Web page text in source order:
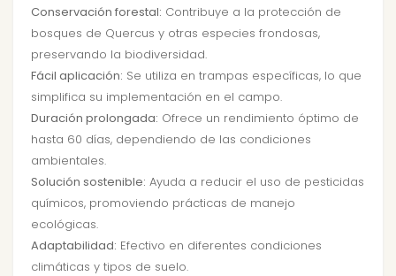
Conservación forestal: Contribuye a la protección de
bosques de Quercus y otras especies frondosas,
preservando la biodiversidad.
Fácil aplicación: Se utiliza en trampas específicas, lo que
simplifica su implementación en el campo.
Duración prolongada: Ofrece un rendimiento óptimo de
hasta 60 días, dependiendo de las condiciones
ambientales.
Solución sostenible: Ayuda a reducir el uso de pesticidas
químicos, promoviendo prácticas de manejo
ecológicas.
Adaptabilidad: Efectivo en diferentes condiciones
climáticas y tipos de suelo.